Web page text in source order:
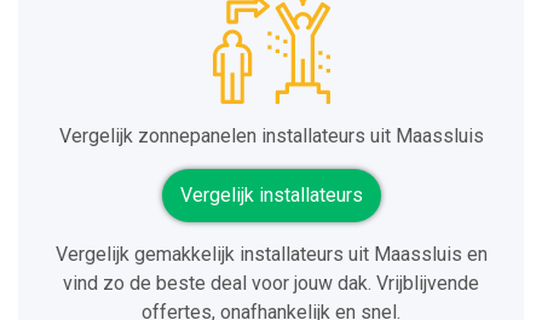
Vergelijk zonnepanelen installateurs uit Maassluis
Vergelijk installateurs
Vergelijk gemakkelijk installateurs uit Maassluis en
vind zo de beste deal voor jouw dak. Vrijblijvende
offertes, onafhankelijk en snel.